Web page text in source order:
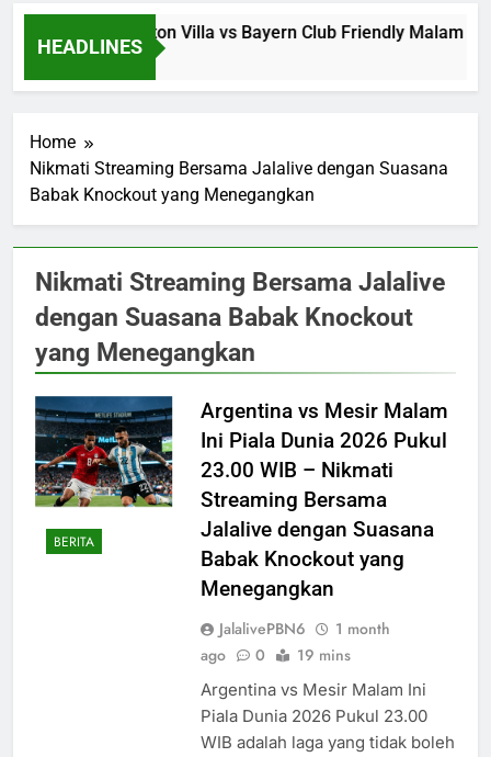
HEADLINES
Jalalive Aston Villa vs Bayern Club Friendly Malam
13 Hours Ago
Home
Nikmati Streaming Bersama Jalalive dengan Suasana
Babak Knockout yang Menegangkan
Nikmati Streaming Bersama Jalalive
dengan Suasana Babak Knockout
yang Menegangkan
BERITA
Argentina vs Mesir Malam
Ini Piala Dunia 2026 Pukul
23.00 WIB – Nikmati
Streaming Bersama
Jalalive dengan Suasana
Babak Knockout yang
Menegangkan
JalalivePBN6
1 month
ago
0 19 mins
Argentina vs Mesir Malam Ini
Piala Dunia 2026 Pukul 23.00
WIB adalah laga yang tidak boleh